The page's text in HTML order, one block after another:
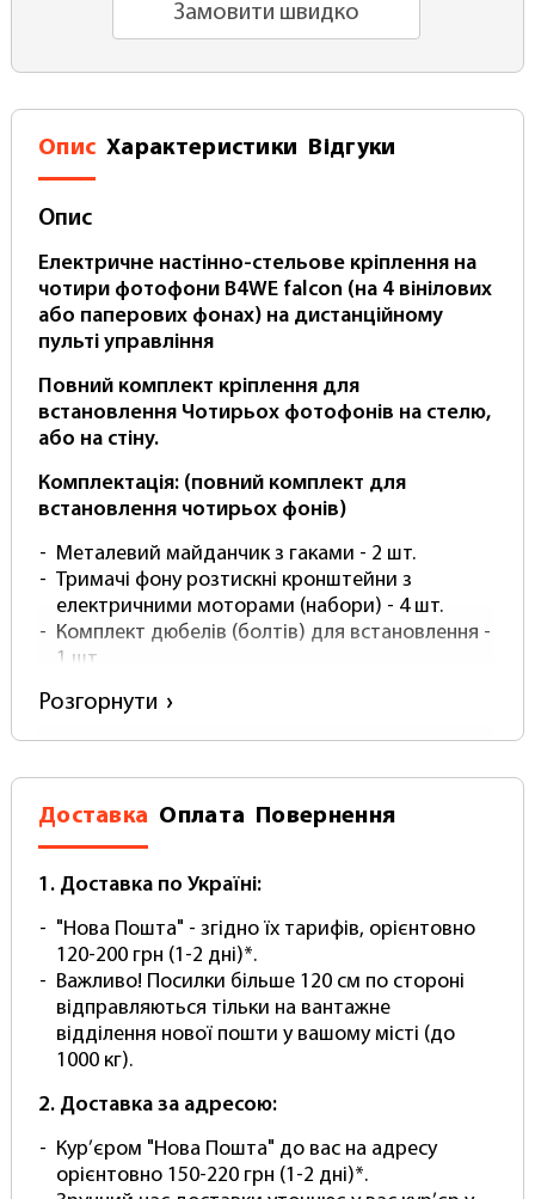
Замовити швидко
Опис Характеристики Відгуки
Опис
Електричне настінно-стельове кріплення на
чотири фотофони B4WЕ falcon (на 4 вінілових
або паперових фонах) на дистанційному
пульті управління
Повний комплект кріплення для
встановлення Чотирьох фотофонів на стелю,
або на стіну.
Комплектація: (повний комплект для
встановлення чотирьох фонів)
Металевий майданчик з гаками - 2 шт.
Тримачі фону розтискні кронштейни з
електричними моторами (набори) - 4 шт.
Комплект дюбелів (болтів) для встановлення -
1 шт.
Блок управління – 1 шт.
Виробник Falcon eyes
Високоякісний повний комплект
Можливо встановити
Металеві гаки (основи, майданчики) із сталі 3
Діаметр розтискного кронштейна
регулюється (від 45 до 65 мм)
100% оригінальний продукт
Постачається в оригінальній міцній коробці
Розрахований на високі навантаження
(тримає 30 кг і більше)
Харчування 220вольт
кріплення з пультом керування Falcon B4WЕ може бути
встановлений в будь-якому приміщенні незалежно від
висоти. За допомогою дистанційного пульта керуйте
Розгорнути
Доставка Оплата Повернення
1. Доставка по Україні:
"Нова Пошта" - згідно їх тарифів, орієнтовно
120-200 грн (1-2 дні)*.
Важливо! Посилки більше 120 см по стороні
відправляються тільки на вантажне
відділення нової пошти у вашому місті (до
1000 кг).
2. Доставка за адресою:
Кур’єром "Нова Пошта" до вас на адресу
орієнтовно 150-220 грн (1-2 дні)*.